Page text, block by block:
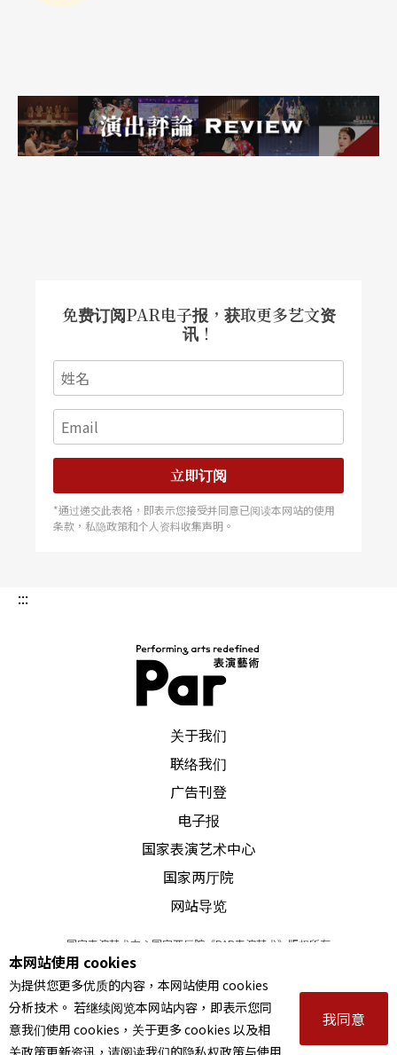
法避免的变形。
合作对象，是现任里昂芭蕾舞团舞者，曾在康宁汉
舞团跳过八年舞的男舞者Cédric Andrieux。舞作仿
佛是舞者个人的舞蹈生涯传记，在如聊天的口述
中，却揭露伟大的康宁汉体系背后，不为人知的身
体折磨，并以一个普通小舞者，看见近代舞蹈递嬗
康宁汉用「机遇」（Chance）展现其编舞精神，而
醒人们当代舞蹈的进展，并不因为大师的缺席，而
免费订阅PAR电子报，获取更多艺文资
讯！
立即订阅
*通过递交此表格，即表示您接受并同意已阅读本网站的使用
条款，私隐政策和个人资料收集声明。
:::
关于我们
联络我们
广告刊登
电子报
国家表演艺术中心
国家两厅院
网站导览
国家表演艺术中心国家两厅院《PAR表演艺术》版权所有
© 2022Performing arts redefined. All Rights Reserved
统一编号 Tax Id number 00973926
本站所提供相关演出资讯，如有异动应以主办单位公告为准。
服务条款｜隐私权声明｜著作权声明
本网站使用 cookies
为提供您更多优质的内容，本网站使用 cookies
分析技术。 若继续阅览本网站内容，即表示您同
意我们使用 cookies，关于更多 cookies 以及相
关政策更新资讯，请阅读我们的隐私权政策与使用
我同意